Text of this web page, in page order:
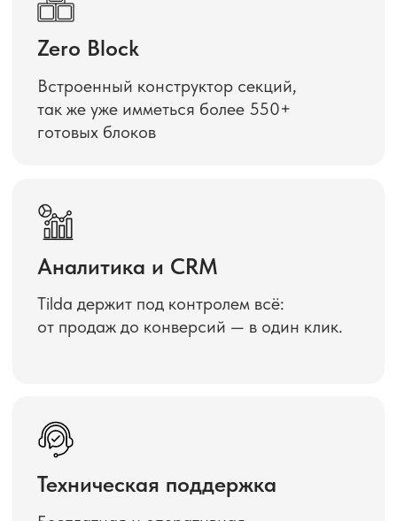
Ваш сайт в топе без лишних затрат
на рекламу — просто настройте SEO.
Техническая поддержка
техническая поддержка